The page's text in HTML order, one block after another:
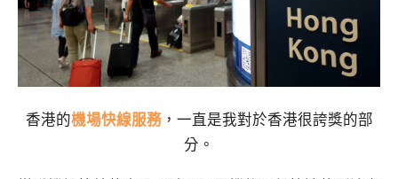
香港的機場快線服務，一直是我對於香港很誇獎的部
分。